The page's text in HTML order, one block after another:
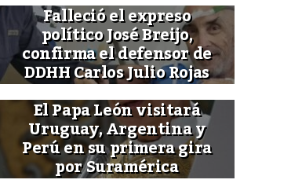
Falleció el expreso
político José Breijo,
confirma el defensor de
DDHH Carlos Julio Rojas
El Papa León visitará
Uruguay, Argentina y
Perú en su primera gira
por Suramérica